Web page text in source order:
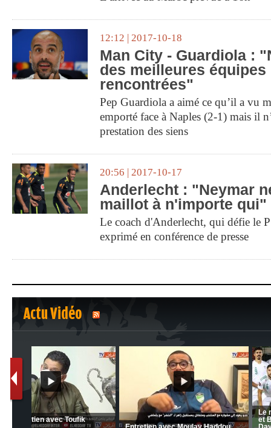
12:12 | 2017-10-18
Man City - Guardiola :
des meilleures équipes
rencontrées"
Pep Guardiola a aimé ce qu’il a vu
emporté face à Naples (2-1) mais il
prestation des siens
20:56 | 2017-10-17
Anderlecht : "Neymar
maillot à n'importe qui"
Le coach d'Anderlecht, qui défie le
exprimé en conférence de presse
Actu Vidéo
1 2
CRB: Entretien avec Toufik
Ligue 1 Mobilis (23ème journée):